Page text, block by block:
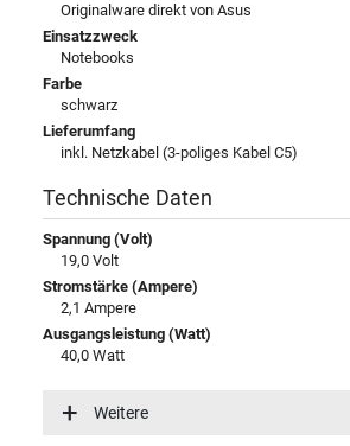
Originalware direkt von Asus
Einsatzzweck
Notebooks
Farbe
schwarz
Lieferumfang
inkl. Netzkabel (3-poliges Kabel C5)
Technische Daten
Spannung (Volt)
19,0 Volt
Stromstärke (Ampere)
2,1 Ampere
Ausgangsleistung (Watt)
40,0 Watt
100-240V / 50-60Hz
Weitere